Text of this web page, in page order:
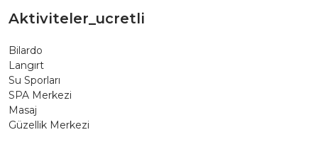
Aktiviteler_ucretli
Bilardo
Langırt
Su Sporları
SPA Merkezi
Masaj
Güzellik Merkezi